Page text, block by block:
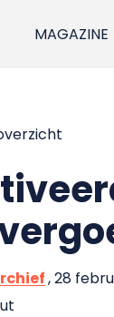
MAGAZINE
, 28